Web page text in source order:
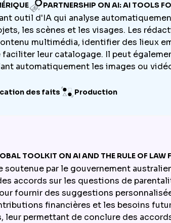
PARTNERSHIP ON AI: AI TOOLS
outil d'IA qui analyse
les scènes et les visages. Les
multimédia, identifier des lieux
leur catalogage. Il peut
automatiquement les images ou
des faits Production
TOOLKIT ON AI AND THE RULE OF LAW
par le gouvernement
accords sur les questions de
fournir des suggestions
financières et les besoins
leur permettant de conclure des